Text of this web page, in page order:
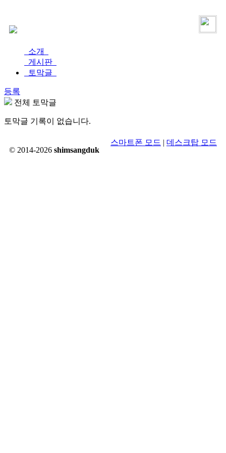
소개
게시판
토막글
등록
전체 토막글
토막글 기록이 없습니다.
© 2014-2026 shimsangduk
스마트폰 모드 | 데스크탑 모드